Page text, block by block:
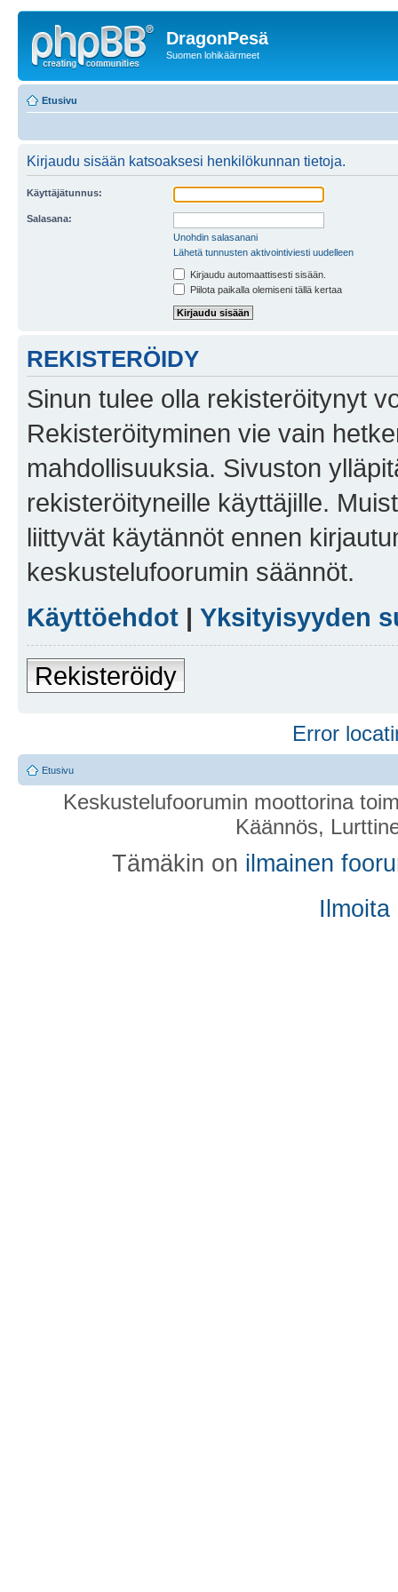
DragonPesä
Suomen lohikäärmeet
Etusivu
Kirjaudu sisään katsoaksesi henkilökunnan tietoja.
Käyttäjätunnus:
Salasana:
Unohdin salasanani
Lähetä tunnusten aktivointiviesti uudelleen
Kirjaudu automaattisesti sisään.
Piilota paikalla olemiseni tällä kertaa
REKISTERÖIDY
Sinun tulee olla rekisteröitynyt
Rekisteröityminen vie vain
mahdollisuuksia. Sivuston
rekisteröityneille käyttäjille.
liittyvät käytännöt ennen
keskustelufoorumin säännöt.
Käyttöehdot | Yksityisyyden
Rekisteröidy
Error
Etusivu
Keskustelufoorumin moottorina
Käännös,
Tämäkin on ilmainen